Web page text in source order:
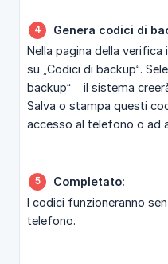
Genera codici di
Nella pagina della
su „Codici di backup“.
backup“ – il sistema
Salva o stampa questi
accesso al telefono o ad
Completato:
I codici funzioneranno
telefono.